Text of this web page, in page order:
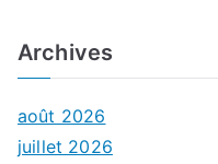
Archives
août 2026
juillet 2026